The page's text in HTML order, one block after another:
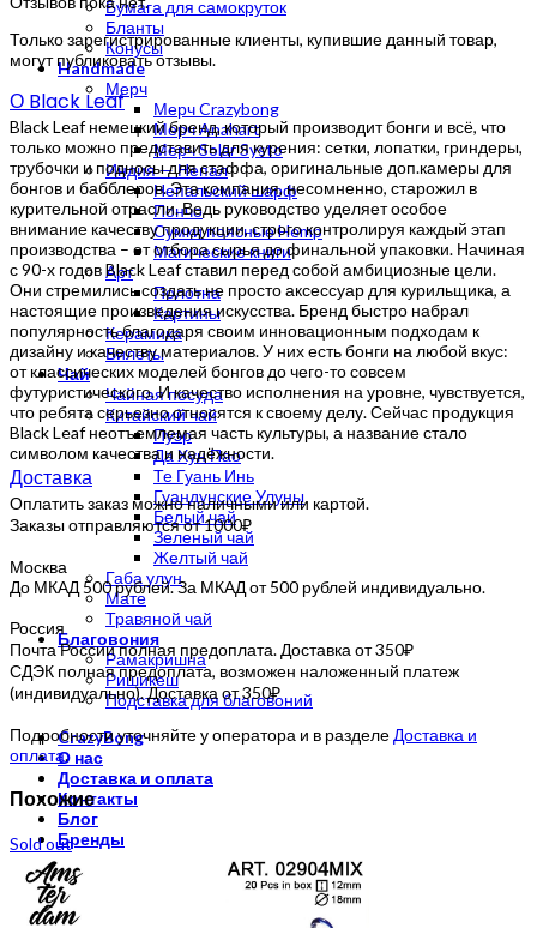
Бумага для самокруток
Бланты
Конусы
Handmade
Мерч
Мерч Crazybong
Мерч Anahart
Мерч Solar Systo
Индия — Непал
Непальский шарф
Пончо
Сумки поясные Hemp
Магические книги
Арт
Полотна
Картины
Керамика
Билеты
Чай
Чайная посуда
Китайский чай
Пуэр
Да Хун Пао
Те Гуань Инь
Гуандунские Улуны
Белый чай
Зеленый чай
Желтый чай
Габа улун
Мате
Травяной чай
Благовония
Рамакришна
Ришикеш
Подставка для благовоний
CrazyBong
О нас
Доставка и оплата
Контакты
Блог
Бренды
Только зарегистрированные клиенты, купившие данный товар,
могут публиковать отзывы.
О Black Leaf
Black Leaf немецкий бренд, который производит бонги и всё, что
только можно представить для курения: сетки, лопатки, гриндеры,
трубочки и подносы для стаффа, оригинальные доп.камеры для
бонгов и бабблеров. Эта компания, несомненно, старожил в
курительной отрасли. Ведь руководство уделяет особое
внимание качеству продукции, строго контролируя каждый этап
производства – от отбора сырья до финальной упаковки. Начиная
с 90-х годов Black Leaf ставил перед собой амбициозные цели.
Они стремились создать не просто аксессуар для курильщика, а
настоящие произведения искусства. Бренд быстро набрал
популярность благодаря своим инновационным подходам к
дизайну и качеству материалов. У них есть бонги на любой вкус:
от классических моделей бонгов до чего-то совсем
футуристического. И качество исполнения на уровне, чувствуется,
что ребята серьезно относятся к своему делу. Сейчас продукция
Black Leaf неотъемлемая часть культуры, а название стало
символом качества и надёжности.
Доставка
Оплатить заказ можно наличными или картой.
Заказы отправляются от 1000₽
Москва
До МКАД 500 рублей. За МКАД от 500 рублей индивидуально.
Россия
Почта России полная предоплата. Доставка от 350₽
СДЭК полная предоплата, возможен наложенный платеж
(индивидуально). Доставка от 350₽
Подробности уточняйте у оператора и в разделе Доставка и
оплата.
Похожие
Sold out